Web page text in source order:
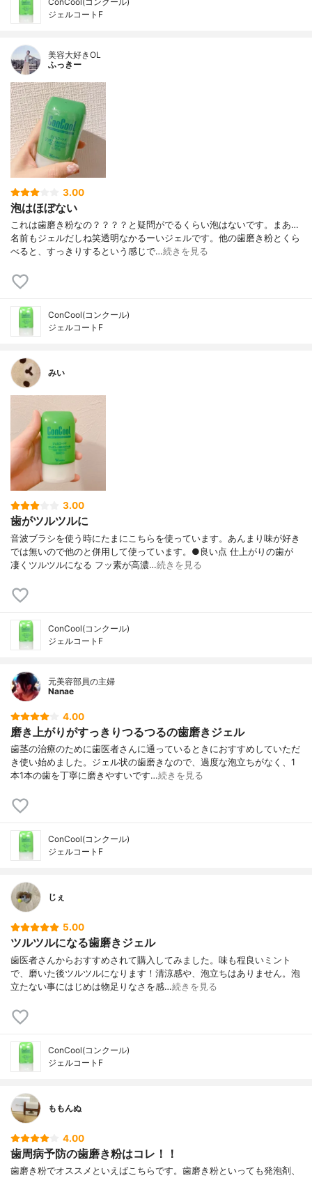
ジェルコートF
美容大好きOL
ふっきー
3.00
泡はほぼない
これは歯磨き粉なの？？？？と疑問がでるくらい泡はないです。まあ…
名前もジェルだしね笑透明なかるーいジェルです。他の歯磨き粉とくら
べると、すっきりするという感じで…続きを見る
ConCool(コンクール)
ジェルコートF
みい
3.00
歯がツルツルに
音波ブラシを使う時にたまにこちらを使っています。あんまり味が好き
では無いので他のと併用して使っています。●良い点 仕上がりの歯が
凄くツルツルになる フッ素が高濃…続きを見る
ConCool(コンクール)
ジェルコートF
元美容部員の主婦
Nanae
4.00
磨き上がりがすっきりつるつるの歯磨きジェル
歯茎の治療のために歯医者さんに通っているときにおすすめしていただ
き使い始めました。ジェル状の歯磨きなので、過度な泡立ちがなく、1
本1本の歯を丁寧に磨きやすいです…続きを見る
ConCool(コンクール)
ジェルコートF
じぇ
5.00
ツルツルになる歯磨きジェル
歯医者さんからおすすめされて購入してみました。味も程良いミント
で、磨いた後ツルツルになります！清涼感や、泡立ちはありません。泡
立たない事にはじめは物足りなさを感…続きを見る
ConCool(コンクール)
ジェルコートF
ももんぬ
4.00
歯周病予防の歯磨き粉はコレ！！
歯磨き粉でオススメといえばこちらです。歯磨き粉といっても発泡剤、